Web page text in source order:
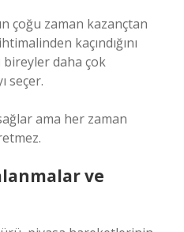
çoğu zaman kazançtan
kaçındığını
bireyler daha çok
seçer.
ama her zaman
ve